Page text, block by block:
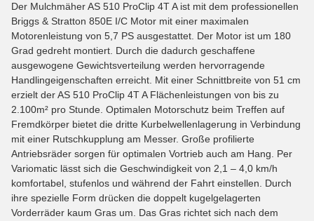
Der Mulchmäher AS 510 ProClip 4T A ist mit dem professionellen
Briggs & Stratton 850E I/C Motor mit einer maximalen
Motorenleistung von 5,7 PS ausgestattet. Der Motor ist um 180
Grad gedreht montiert. Durch die dadurch geschaffene
ausgewogene Gewichtsverteilung werden hervorragende
Handlingeigenschaften erreicht. Mit einer Schnittbreite von 51 cm
erzielt der AS 510 ProClip 4T A Flächenleistungen von bis zu
2.100m² pro Stunde. Optimalen Motorschutz beim Treffen auf
Fremdkörper bietet die dritte Kurbelwellenlagerung in Verbindung
mit einer Rutschkupplung am Messer. Große profilierte
Antriebsräder sorgen für optimalen Vortrieb auch am Hang. Per
Variomatic lässt sich die Geschwindigkeit von 2,1 – 4,0 km/h
komfortabel, stufenlos und während der Fahrt einstellen. Durch
ihre spezielle Form drücken die doppelt kugelgelagerten
Vorderräder kaum Gras um. Das Gras richtet sich nach dem